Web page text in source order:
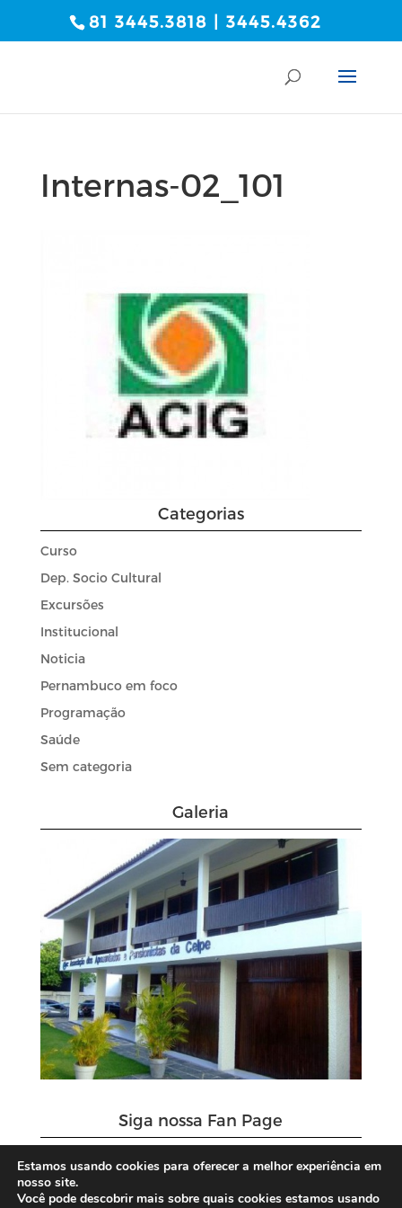
81 3445.3818 | 3445.4362
Internas-02_101
Categorias
Curso
Dep. Socio Cultural
Excursões
Institucional
Noticia
Pernambuco em foco
Programação
Saúde
Sem categoria
Galeria
Siga nossa Fan Page
Estamos usando cookies para oferecer a melhor experiência em
nosso site.
Você pode descobrir mais sobre quais cookies estamos usando